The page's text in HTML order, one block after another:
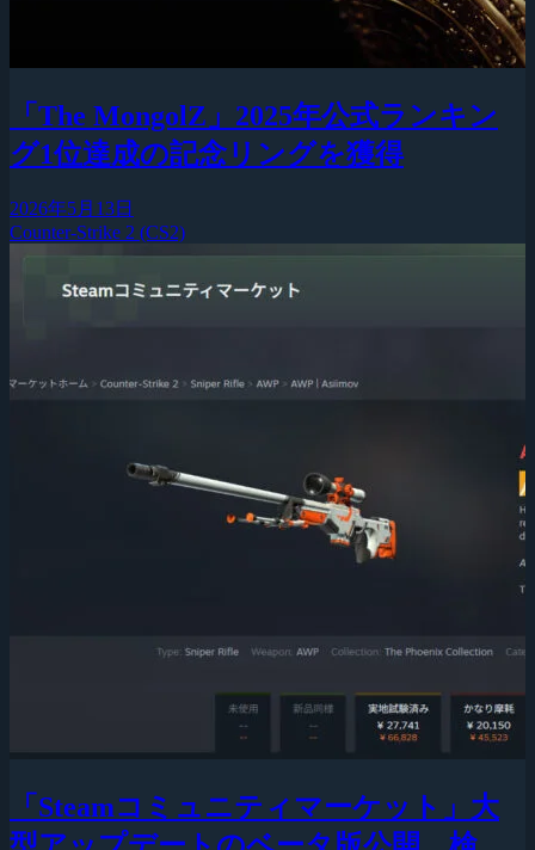
「The MongolZ」2025年公式ランキン
グ1位達成の記念リングを獲得
2026年5月13日
Counter-Strike 2 (CS2)
「Steamコミュニティマーケット」大